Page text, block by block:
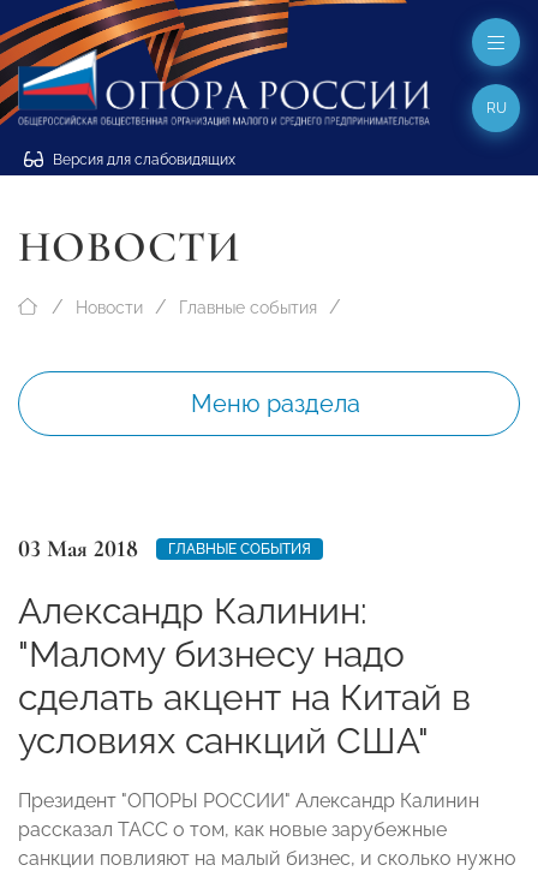
Версия для слабовидящих
RU
НОВОСТИ
Новости Главные события
Меню раздела
03 Мая 2018 ГЛАВНЫЕ СОБЫТИЯ
Александр Калинин:
"Малому бизнесу надо
сделать акцент на Китай в
условиях санкций США"
Президент "ОПОРЫ РОССИИ" Александр Калинин
рассказал ТАСС о том, как новые зарубежные
санкции повлияют на малый бизнес, и сколько нужно